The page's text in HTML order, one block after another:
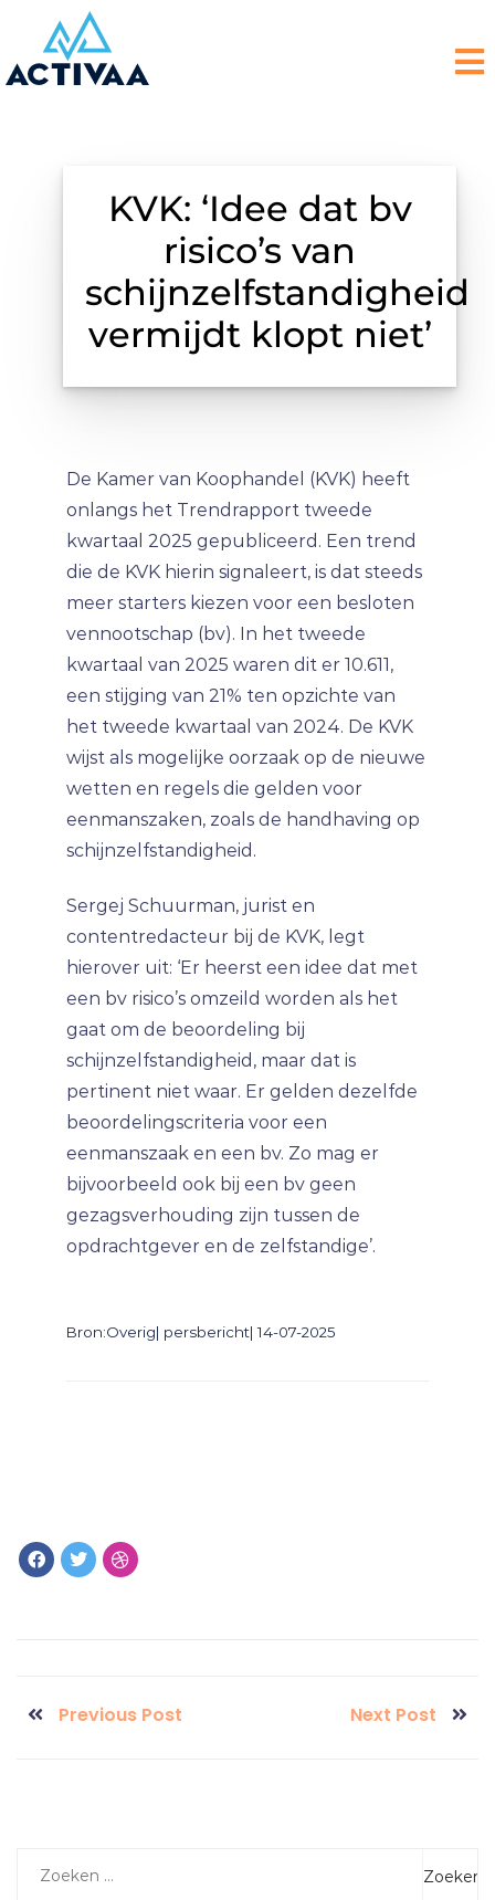
KVK: ‘Idee dat bv
risico’s van
schijnzelfstandigheid
vermijdt klopt niet’
De Kamer van Koophandel (KVK) heeft
onlangs het Trendrapport tweede
kwartaal 2025 gepubliceerd. Een trend
die de KVK hierin signaleert, is dat steeds
meer starters kiezen voor een besloten
vennootschap (bv). In het tweede
kwartaal van 2025 waren dit er 10.611,
een stijging van 21% ten opzichte van
het tweede kwartaal van 2024. De KVK
wijst als mogelijke oorzaak op de nieuwe
wetten en regels die gelden voor
eenmanszaken, zoals de handhaving op
schijnzelfstandigheid.
Sergej Schuurman, jurist en
contentredacteur bij de KVK, legt
hierover uit: ‘Er heerst een idee dat met
een bv risico’s omzeild worden als het
gaat om de beoordeling bij
schijnzelfstandigheid, maar dat is
pertinent niet waar. Er gelden dezelfde
beoordelingscriteria voor een
eenmanszaak en een bv. Zo mag er
bijvoorbeeld ook bij een bv geen
gezagsverhouding zijn tussen de
opdrachtgever en de zelfstandige’.
Bron:Overig| persbericht| 14-07-2025
Previous Post Next Post